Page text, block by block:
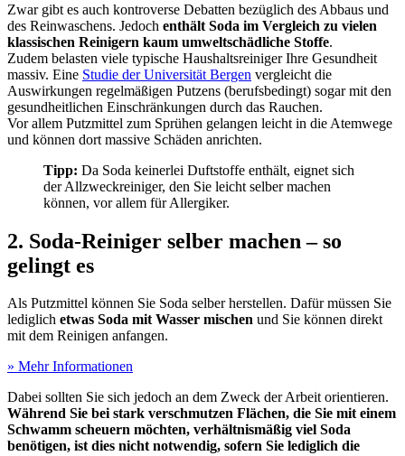
Zwar gibt es auch kontroverse Debatten bezüglich des Abbaus und
des Reinwaschens. Jedoch enthält Soda im Vergleich zu vielen
klassischen Reinigern kaum umweltschädliche Stoffe.
Zudem belasten viele typische Haushaltsreiniger Ihre Gesundheit
massiv. Eine Studie der Universität Bergen vergleicht die
Auswirkungen regelmäßigen Putzens (berufsbedingt) sogar mit den
gesundheitlichen Einschränkungen durch das Rauchen.
Vor allem Putzmittel zum Sprühen gelangen leicht in die Atemwege
und können dort massive Schäden anrichten.
Tipp: Da Soda keinerlei Duftstoffe enthält, eignet sich
der Allzweckreiniger, den Sie leicht selber machen
können, vor allem für Allergiker.
2. Soda-Reiniger selber machen – so
gelingt es
Als Putzmittel können Sie Soda selber herstellen. Dafür müssen Sie
lediglich etwas Soda mit Wasser mischen und Sie können direkt
mit dem Reinigen anfangen.
» Mehr Informationen
Dabei sollten Sie sich jedoch an dem Zweck der Arbeit orientieren.
Während Sie bei stark verschmutzen Flächen, die Sie mit einem
Schwamm scheuern möchten, verhältnismäßig viel Soda
benötigen, ist dies nicht notwendig, sofern Sie lediglich die